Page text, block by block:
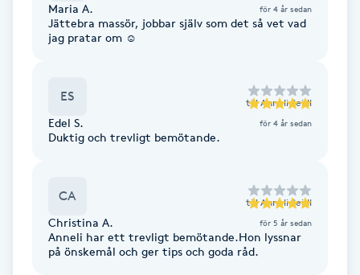
Eyeliner-tatuering
Fet hårbotten
Fettreducering
Maria A. för 4 år sedan
Jättebra massör, jobbar själv som det så vet vad
jag pratar om ☺️
ES till Anneli Seidl
Edel S. för 4 år sedan
Duktig och trevligt bemötande.
CA till Anneli Seidl
Christina A. för 5 år sedan
Anneli har ett trevligt bemötande.Hon lyssnar
på önskemål och ger tips och goda råd.